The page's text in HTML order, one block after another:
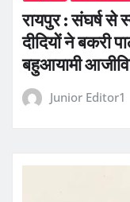
रायपुर : संघर्ष से
दीदियों ने बकरी
बहुआयामी
Junior Editor1